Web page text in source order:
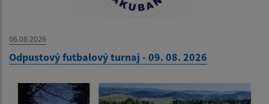
06.08.2026
Odpustový futbalový turnaj - 09. 08. 2026